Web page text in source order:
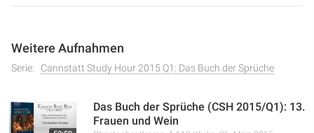
wie wir diese Weisheit in unserem täglichen Leben
praktisch anwenden können, um Gottes Wohlgefallen zu
Weitere Aufnahmen
Serie: Cannstatt Study Hour 2015 Q1: Das Buch der Sprüche
Das Buch der Sprüche (CSH 2015/Q1): 13.
Frauen und Wein